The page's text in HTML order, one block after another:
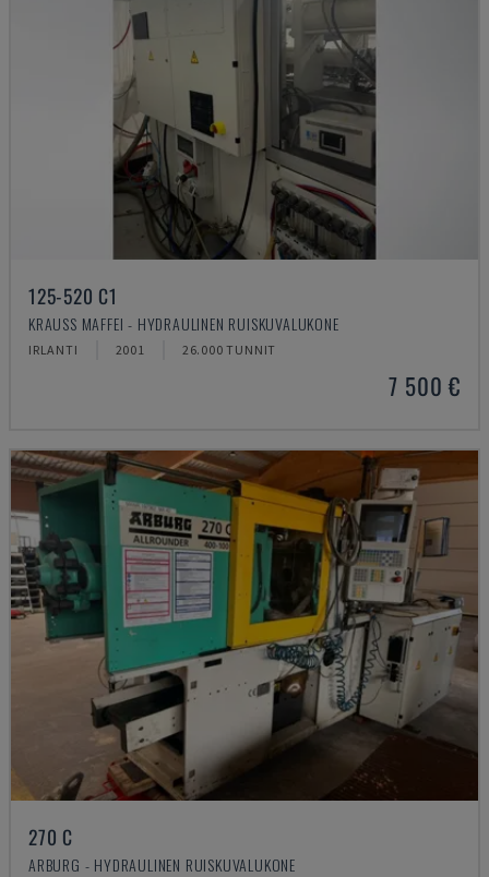
125-520 C1
KRAUSS MAFFEI - HYDRAULINEN RUISKUVALUKONE
IRLANTI 2001 26.000 TUNNIT
7 500 €
270 C
ARBURG - HYDRAULINEN RUISKUVALUKONE